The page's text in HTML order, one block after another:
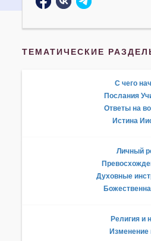
ТЕМАТИЧЕСКИЕ
С чего
Послания
Ответы на
Истина
Личный
Духовные
Религия и
Изменение